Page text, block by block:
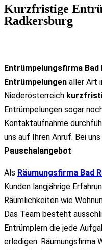
Kurzfristige
Radkersburg
Entrümpelungsfirma Bad
Entrümpelungen aller Art
Niederösterreich
Entrümpelungen sogar
Kontaktaufnahme
uns auf Ihren Anruf. Bei
Pauschalangebot
Als Räumungsfirma Bad
Kunden langjährige
Räumlichkeiten wie
Das Team besteht
Entrümplern die jede
erledigen. Räumungsfirma